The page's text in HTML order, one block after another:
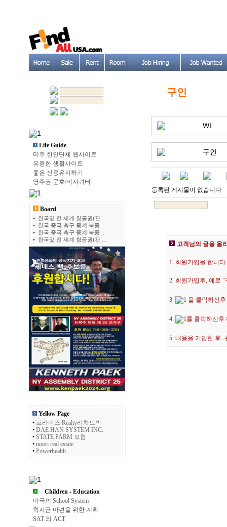
Life Guide
미주 한인단체 웹사이트
유용한 생활사이트
좋은 신용유지하기
영주권 문호/비자쿼터
Board
• 한국및 전 세계 항공권(관 ...
• 한국 중국 축구 중계 북중 ...
• 한국 중국 축구 중계 북중 ...
• 한국및 전 세계 항공권(관 ...
Yellow Page
• 프라미스 Realty리차드박
• DAE HAN SYSTEM INC.
• STATE FARM 보험
• noori real estate
• Powerhealth
Children - Education
미국의 School System
학자금 마련을 위한 계획
SAT 와 ACT
구인
WI
구인
등록된 게시물이 없습니다
고객님의 글을 올
1. 회원가입을 합니다.
2. 회원가입후, 예로
3. 을 클릭하신
4. 를 클릭하신후
5. 내용을 기입한 후